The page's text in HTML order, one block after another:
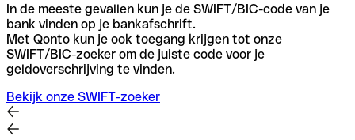
In de meeste gevallen kun je de SWIFT/BIC-code van je
bank vinden op je bankafschrift.
Met Qonto kun je ook toegang krijgen tot onze
SWIFT/BIC-zoeker om de juiste code voor je
geldoverschrijving te vinden.
Bekijk onze SWIFT-zoeker